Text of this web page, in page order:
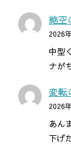
絶空
2026
中型
ナが
変転
2026
あん
下げ